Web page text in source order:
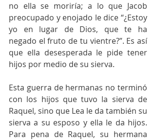
no ella se moriría; a lo que Jacob
preocupado y enojado le dice “¿Estoy
yo en lugar de Dios, que te ha
negado el fruto de tu vientre?”. Es así
que ella desesperada le pide tener
hijos por medio de su sierva.
Esta guerra de hermanas no terminó
con los hijos que tuvo la sierva de
Raquel, sino que Lea le da también su
sierva a su esposo y ella le da hijos.
Para pena de Raquel, su hermana